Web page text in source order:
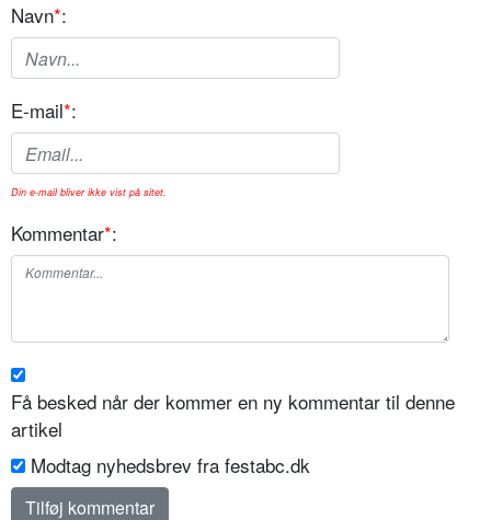
Navn*:
E-mail*:
Din e-mail bliver ikke vist på sitet.
Kommentar*:
Få besked når der kommer en ny kommentar til denne
artikel
Modtag nyhedsbrev fra festabc.dk